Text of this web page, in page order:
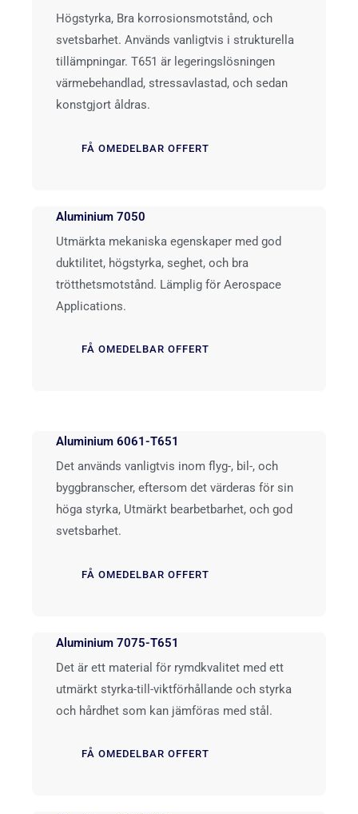
Högstyrka, Bra korrosionsmotstånd, och
svetsbarhet. Används vanligtvis i strukturella
tillämpningar. T651 är legeringslösningen
värmebehandlad, stressavlastad, och sedan
konstgjort åldras.
FÅ OMEDELBAR OFFERT
Aluminium 7050
Utmärkta mekaniska egenskaper med god
duktilitet, högstyrka, seghet, och bra
trötthetsmotstånd. Lämplig för Aerospace
Applications.
FÅ OMEDELBAR OFFERT
Aluminium 6061-T651
Det används vanligtvis inom flyg-, bil-, och
byggbranscher, eftersom det värderas för sin
höga styrka, Utmärkt bearbetbarhet, och god
svetsbarhet.
FÅ OMEDELBAR OFFERT
Aluminium 7075-T651
Det är ett material för rymdkvalitet med ett
utmärkt styrka-till-viktförhållande och styrka
och hårdhet som kan jämföras med stål.
FÅ OMEDELBAR OFFERT